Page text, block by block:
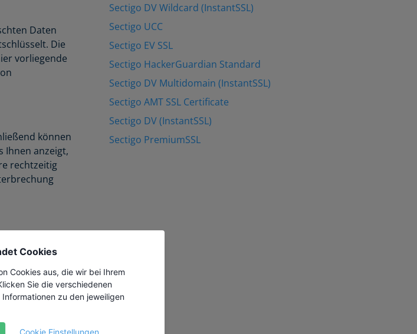
Daten
Die
vorliegende
können
Ihnen anzeigt,
rechtzeitig
SSL
PKI-
Sectigo DV Wildcard (InstantSSL)
Sectigo UCC
Sectigo EV SSL
Sectigo HackerGuardian Standard
Sectigo DV Multidomain (InstantSSL)
Sectigo AMT SSL Certificate
Sectigo DV (InstantSSL)
Sectigo PremiumSSL
Cookies
Cookies aus, die wir bei Ihrem
Sie die verschiedenen
zu den jeweiligen
Cookie Einstellungen